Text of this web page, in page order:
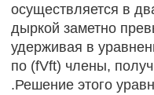
осуществляется в
дыркой заметно
удерживая в
по (fVft) члены,
.Решение этого